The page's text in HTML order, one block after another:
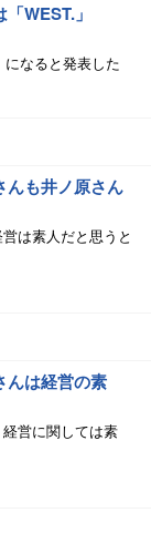
WEST.」
なると発表した
んも井ノ原さん
は素人だと思うと
んは経営の素
営に関しては素